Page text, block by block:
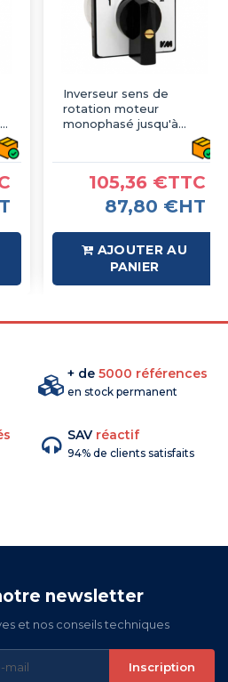
Inverseur sens de
rotation moteur
monophasé jusqu'à
105,36 €TTC
87,80 €HT
AJOUTER AU
PANIER
+ de 5000 références
en stock permanent
SAV réactif
94% de clients satisfaits
newsletter
et nos conseils techniques
Inscription